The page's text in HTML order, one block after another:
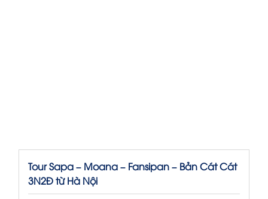
Tour Sapa – Moana – Fansipan – Bản Cát Cát
3N2Đ từ Hà Nội